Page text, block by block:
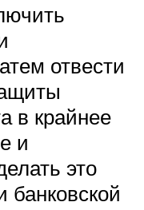
отвести
в крайнее
и
это